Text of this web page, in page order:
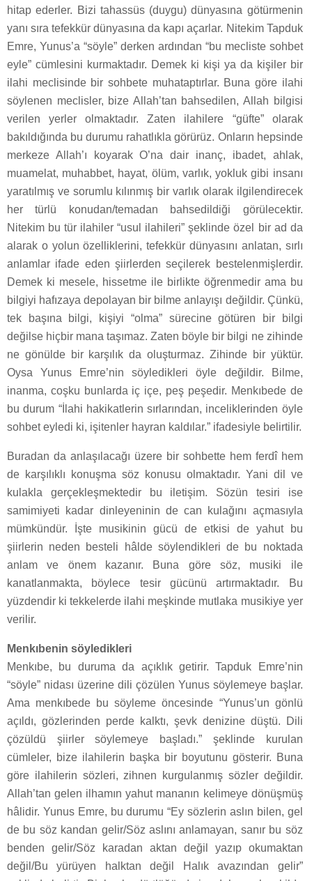
hitap ederler. Bizi tahassüs (duygu) dünyasına götürmenin
yanı sıra tefekkür dünyasına da kapı açarlar. Nitekim Tapduk
Emre, Yunus’a “söyle” derken ardından “bu mecliste sohbet
eyle” cümlesini kurmaktadır. Demek ki kişi ya da kişiler bir
ilahi meclisinde bir sohbete muhataptırlar. Buna göre ilahi
söylenen meclisler, bize Allah’tan bahsedilen, Allah bilgisi
verilen yerler olmaktadır. Zaten ilahilere “güfte” olarak
bakıldığında bu durumu rahatlıkla görürüz. Onların hepsinde
merkeze Allah’ı koyarak O’na dair inanç, ibadet, ahlak,
muamelat, muhabbet, hayat, ölüm, varlık, yokluk gibi insanı
yaratılmış ve sorumlu kılınmış bir varlık olarak ilgilendirecek
her türlü konudan/temadan bahsedildiği görülecektir.
Nitekim bu tür ilahiler “usul ilahileri” şeklinde özel bir ad da
alarak o yolun özelliklerini, tefekkür dünyasını anlatan, sırlı
anlamlar ifade eden şiirlerden seçilerek bestelenmişlerdir.
Demek ki mesele, hissetme ile birlikte öğrenmedir ama bu
bilgiyi hafızaya depolayan bir bilme anlayışı değildir. Çünkü,
tek başına bilgi, kişiyi “olma” sürecine götüren bir bilgi
değilse hiçbir mana taşımaz. Zaten böyle bir bilgi ne zihinde
ne gönülde bir karşılık da oluşturmaz. Zihinde bir yüktür.
Oysa Yunus Emre’nin söyledikleri öyle değildir. Bilme,
inanma, coşku bunlarda iç içe, peş peşedir. Menkıbede de
bu durum “İlahi hakikatlerin sırlarından, inceliklerinden öyle
sohbet eyledi ki, işitenler hayran kaldılar.” ifadesiyle belirtilir.
Buradan da anlaşılacağı üzere bir sohbette hem ferdî hem
de karşılıklı konuşma söz konusu olmaktadır. Yani dil ve
kulakla gerçekleşmektedir bu iletişim. Sözün tesiri ise
samimiyeti kadar dinleyeninin de can kulağını açmasıyla
mümkündür. İşte musikinin gücü de etkisi de yahut bu
şiirlerin neden besteli hâlde söylendikleri de bu noktada
anlam ve önem kazanır. Buna göre söz, musiki ile
kanatlanmakta, böylece tesir gücünü artırmaktadır. Bu
yüzdendir ki tekkelerde ilahi meşkinde mutlaka musikiye yer
verilir.
Menkıbenin söyledikleri
Menkıbe, bu duruma da açıklık getirir. Tapduk Emre’nin
“söyle” nidası üzerine dili çözülen Yunus söylemeye başlar.
Ama menkıbede bu söyleme öncesinde “Yunus’un gönlü
açıldı, gözlerinden perde kalktı, şevk denizine düştü. Dili
çözüldü şiirler söylemeye başladı.” şeklinde kurulan
cümleler, bize ilahilerin başka bir boyutunu gösterir. Buna
göre ilahilerin sözleri, zihnen kurgulanmış sözler değildir.
Allah’tan gelen ilhamın yahut mananın kelimeye dönüşmüş
hâlidir. Yunus Emre, bu durumu “Ey sözlerin aslın bilen, gel
de bu söz kandan gelir/Söz aslını anlamayan, sanır bu söz
benden gelir/Söz karadan aktan değil yazıp okumaktan
değil/Bu yürüyen halktan değil Halık avazından gelir”